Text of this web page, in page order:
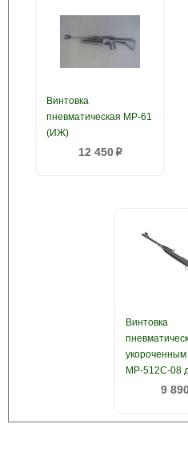
Винтовка
пневматическая МР-61
(ИЖ)
12 450p
Винтовка
укороченным
МР-512С-08
9